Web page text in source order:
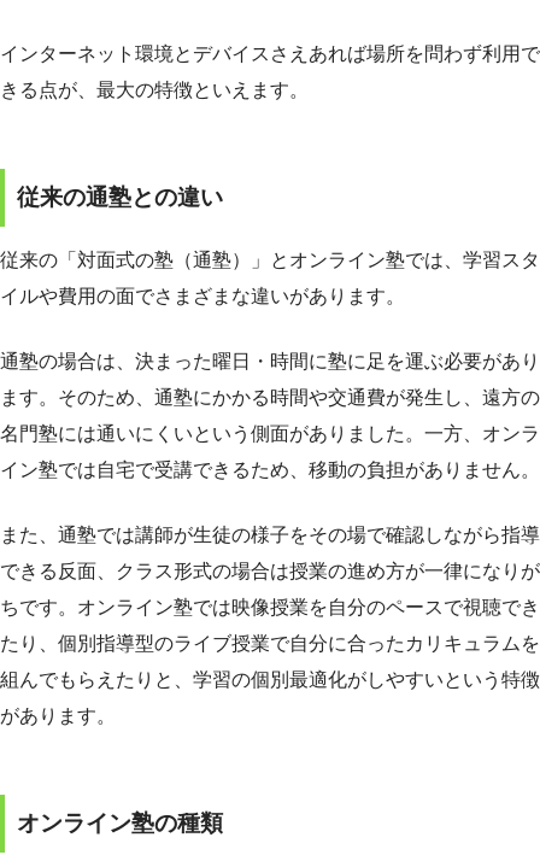
インターネット環境とデバイスさえあれば場所を問わず利用で
きる点が、最大の特徴といえます。
従来の通塾との違い
従来の「対面式の塾（通塾）」とオンライン塾では、学習スタ
イルや費用の面でさまざまな違いがあります。
通塾の場合は、決まった曜日・時間に塾に足を運ぶ必要があり
ます。そのため、通塾にかかる時間や交通費が発生し、遠方の
名門塾には通いにくいという側面がありました。一方、オンラ
イン塾では自宅で受講できるため、移動の負担がありません。
また、通塾では講師が生徒の様子をその場で確認しながら指導
できる反面、クラス形式の場合は授業の進め方が一律になりが
ちです。オンライン塾では映像授業を自分のペースで視聴でき
たり、個別指導型のライブ授業で自分に合ったカリキュラムを
組んでもらえたりと、学習の個別最適化がしやすいという特徴
があります。
オンライン塾の種類